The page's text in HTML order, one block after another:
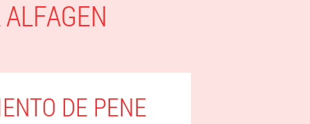
DE PENE